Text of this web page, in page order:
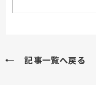
記事一覧へ戻る